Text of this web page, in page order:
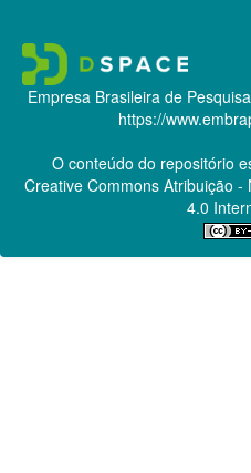
Empresa Brasileira de
https://
O conteúdo do repositório
Creative CommonsAtribuição -
4.0